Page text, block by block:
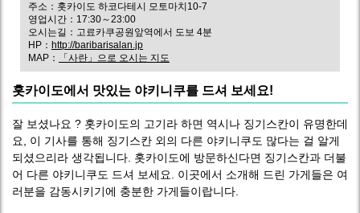
주소：홋카이도 하코다테시 모토마치10-7
영업시간：17:30～23:00
오시는길：고료카쿠공원앞역에서 도보 4분
HP： http://baribarisalan.jp
MAP：
「사란」으로 오시는 지도
홋카이도에서 맛있는 야키니쿠를 드셔 보세요!
잘 보셨나요 ? 홋카이도의 고기라 하면 역시나 징기스칸이 유명한데
요, 이 기사를 통해 징기스칸 외의 다른 야키니쿠도 많다는 걸 알게
되셨으리라 생각됩니다. 홋카이도에 방문하신다면 징기스칸과 더불
어 다른 야키니쿠도 드셔 보세요. 이곳에서 소개해 드린 가게들은 여
러분을 감동시키기에 충분한 가게들이랍니다.